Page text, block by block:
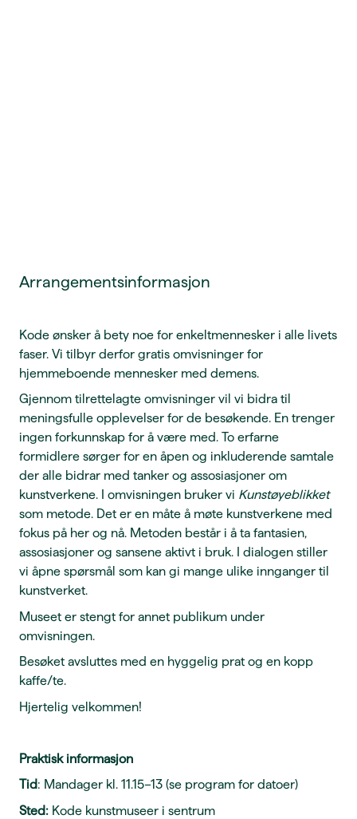
Arrangementsinformasjon
Kode ønsker å bety noe for enkeltmennesker i alle livets
faser. Vi tilbyr derfor gratis omvisninger for
hjemmeboende mennesker med demens.
Gjennom tilrettelagte omvisninger vil vi bidra til
meningsfulle opplevelser for de besøkende. En trenger
ingen forkunnskap for å være med. To erfarne
formidlere sørger for en åpen og inkluderende samtale
der alle bidrar med tanker og assosiasjoner om
kunstverkene. I omvisningen bruker vi Kunstøyeblikket
som metode. Det er en måte å møte kunstverkene med
fokus på her og nå. Metoden består i å ta fantasien,
assosiasjoner og sansene aktivt i bruk. I dialogen stiller
vi åpne spørsmål som kan gi mange ulike innganger til
kunstverket.
Museet er stengt for annet publikum under
omvisningen.
Besøket avsluttes med en hyggelig prat og en kopp
kaffe/te.
Hjertelig velkommen!
Praktisk informasjon
Tid: Mandager kl. 11.15–13 (se program for datoer)
Sted: Kode kunstmuseer i sentrum